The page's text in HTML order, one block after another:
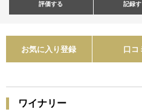
評価する
記録す
お気に入り登録 口コ
ワイナリー